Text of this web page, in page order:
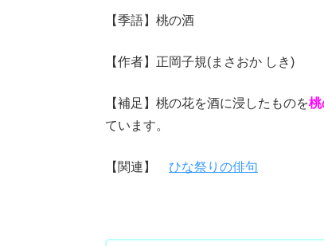
【季語】桃の酒
【作者】正岡子規(まさおか しき)
【補足】桃の花を酒に浸したものを桃
ています。
【関連】 ひな祭りの俳句